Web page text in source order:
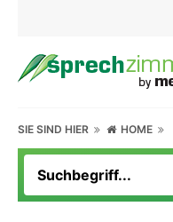
SIE SIND HIER HOME